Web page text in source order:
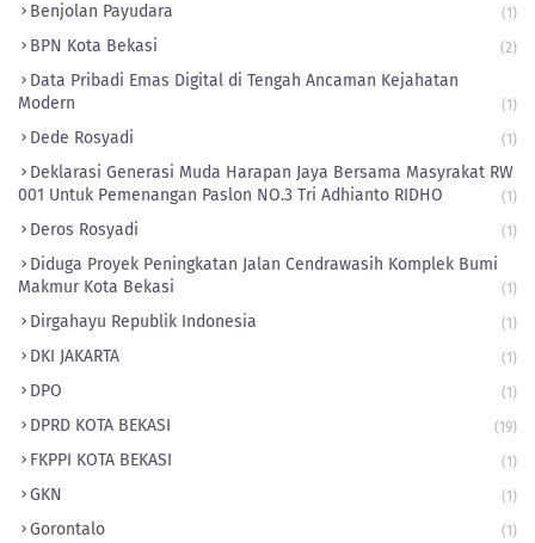
Benjolan Payudara (1)
BPN Kota Bekasi (2)
Data Pribadi Emas Digital di Tengah Ancaman Kejahatan
Modern
(1)
Dede Rosyadi (1)
Deklarasi Generasi Muda Harapan Jaya Bersama Masyrakat RW
001 Untuk Pemenangan Paslon NO.3 Tri Adhianto RIDHO
(1)
Deros Rosyadi (1)
Diduga Proyek Peningkatan Jalan Cendrawasih Komplek Bumi
Makmur Kota Bekasi
(1)
Dirgahayu Republik Indonesia (1)
DKI JAKARTA (1)
DPO (1)
DPRD KOTA BEKASI (19)
FKPPI KOTA BEKASI (1)
GKN (1)
Gorontalo (1)